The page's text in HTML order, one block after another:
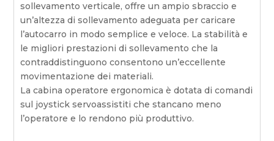
sollevamento verticale, offre un ampio sbraccio e
un’altezza di sollevamento adeguata per caricare
l’autocarro in modo semplice e veloce. La stabilità e
le migliori prestazioni di sollevamento che la
contraddistinguono consentono un’eccellente
movimentazione dei materiali.
La cabina operatore ergonomica è dotata di comandi
sul joystick servoassistiti che stancano meno
l’operatore e lo rendono più produttivo.